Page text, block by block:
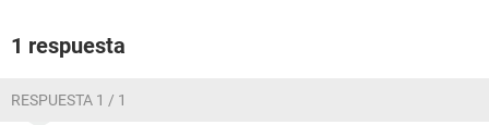
1 respuesta
RESPUESTA 1 / 1